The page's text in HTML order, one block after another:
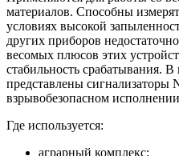
материалов. Способны
условиях высокой
других приборов
весомых плюсов этих
стабильность срабатывания.
представлены сигнализаторы
взрывобезопасном
Где используется:
аграрный комплекс;